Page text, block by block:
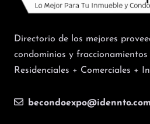
Directorio de los mejores
condominios y fraccionamientos
Residenciales + Comerciales +
becondoexpo@idennto.com